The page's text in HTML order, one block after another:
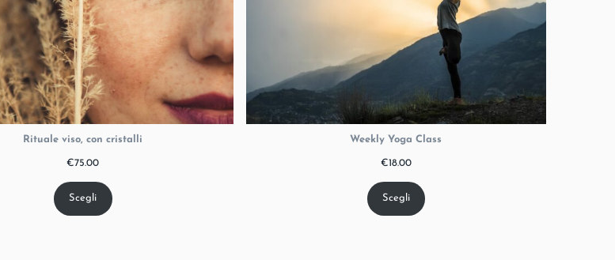
Rituale viso, con cristalli
€75.00
Scegli
Weekly Yoga Class
€18.00
Scegli